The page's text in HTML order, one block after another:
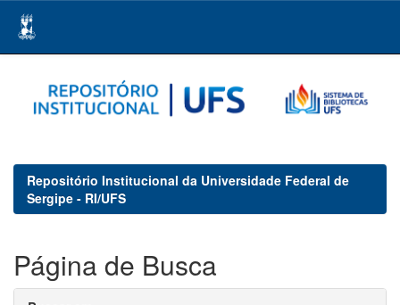
navigation
Repositório Institucional da Universidade Federal de
Sergipe - RI/UFS
Página de Busca